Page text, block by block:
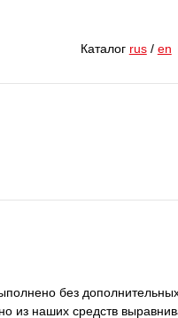
Каталог rus/ en
без
из наших средств